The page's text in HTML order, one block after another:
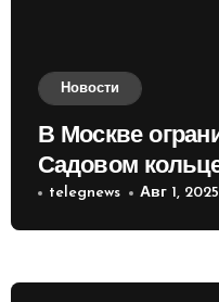
Новости
В Москве
Садовом
telegnews Авг 1, 2025